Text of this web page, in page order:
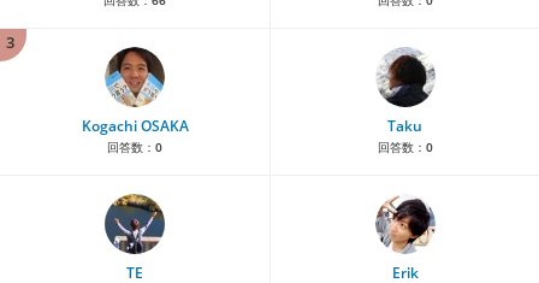
3
Kogachi OSAKA
回答数： 0
Taku
回答数： 0
TE Erik